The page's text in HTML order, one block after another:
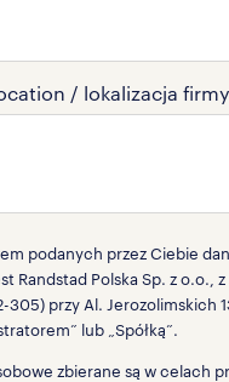
/ lokalizacja firmy
podanych przez Ciebie
Randstad Polska Sp. z o.o.,
305) przy Al. Jerozolimskich
lub „Spółką”.
zbierane są w celach